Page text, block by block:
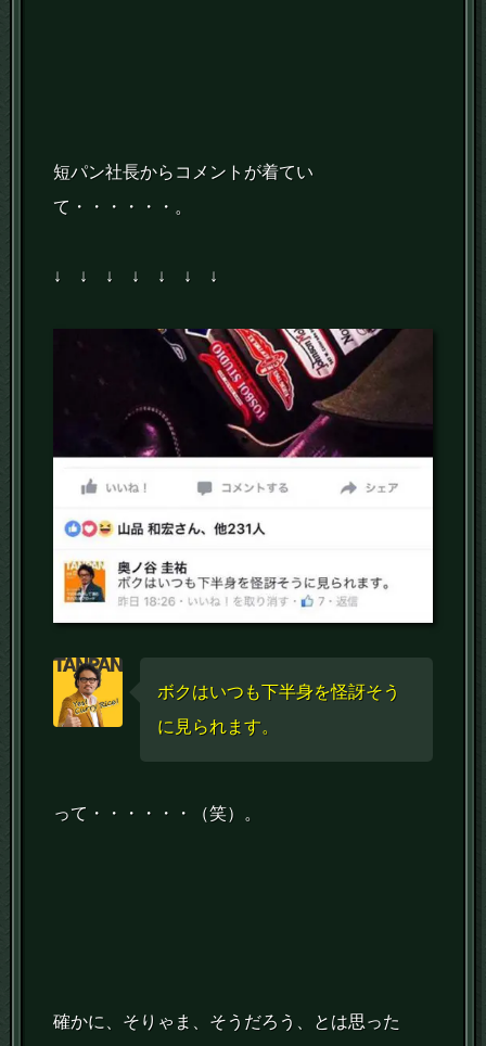
短パン社長からコメントが着てい
て・・・・・・。
↓ ↓ ↓ ↓ ↓ ↓ ↓
ボクはいつも下半身を怪訝そう
に見られます。
って・・・・・・（笑）。
確かに、そりゃま、そうだろう、とは思った